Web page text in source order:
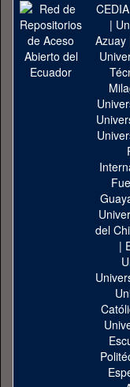
CEDIA
|
Azuay
del
|